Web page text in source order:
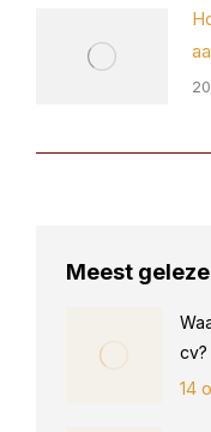
Meest
cv?
14